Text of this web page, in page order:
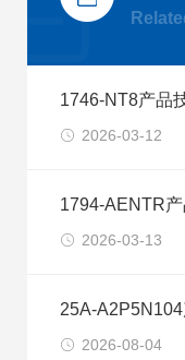
1746-NT8产品
2026-03-12
1794-AENTR
2026-03-13
25A-
2026-08-04